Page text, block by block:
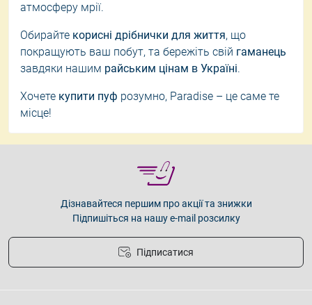
атмосферу мрії.
Обирайте корисні дрібнички для життя, що
покращують ваш побут, та бережіть свій гаманець
завдяки нашим райським цінам в Україні.
Хочете купити пуф розумно, Paradise – це саме те
місце!
Дізнавайтеся першим про акції та знижки
Підпишіться на нашу e-mail розсилку
Підписатися